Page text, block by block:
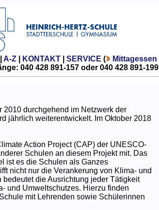
A-Z| KONTAKT| SERVICE ( Mittagessen
040 428 891-157 oder 040 428 891-199
durchgehend im Netzwerk der
jährlich weiterentwickelt. Im Oktober 2018
Action Project (CAP) der UNESCO-
Schulen an diesem Projekt mit. Das
ist es die Schulen als Ganzes
nicht nur die Verankerung von Klima- und
die Ausrichtung jeder Tätigkeit
und Umweltschutzes. Hierzu finden
mit Lehrenden sowie Schülerinnen